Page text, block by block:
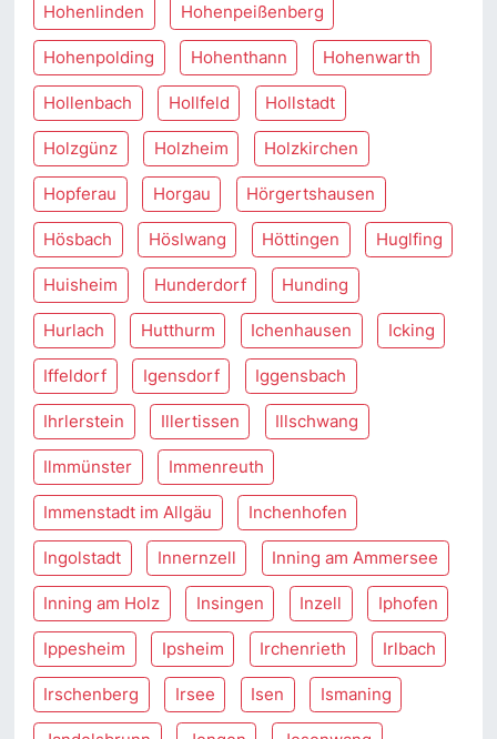
Hohenlinden Hohenpeißenberg
Hohenpolding Hohenthann Hohenwarth
Hollenbach Hollfeld Hollstadt
Holzgünz Holzheim Holzkirchen
Hopferau Horgau Hörgertshausen
Hösbach Höslwang Höttingen Huglfing
Huisheim Hunderdorf Hunding
Hurlach Hutthurm Ichenhausen Icking
Iffeldorf Igensdorf Iggensbach
Ihrlerstein Illertissen Illschwang
Ilmmünster Immenreuth
Immenstadt im Allgäu Inchenhofen
Ingolstadt Innernzell Inning am Ammersee
Inning am Holz Insingen Inzell Iphofen
Ippesheim Ipsheim Irchenrieth Irlbach
Irschenberg Irsee Isen Ismaning